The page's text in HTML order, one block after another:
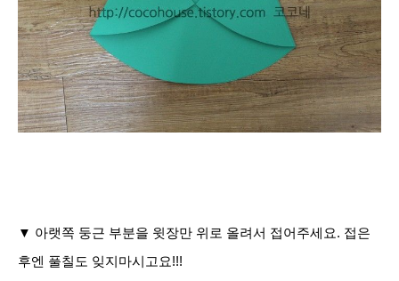
▼ 아랫쪽 둥근 부분을 윗장만 위로 올려서 접어주세요. 접은
후엔 풀칠도 잊지마시고요!!!